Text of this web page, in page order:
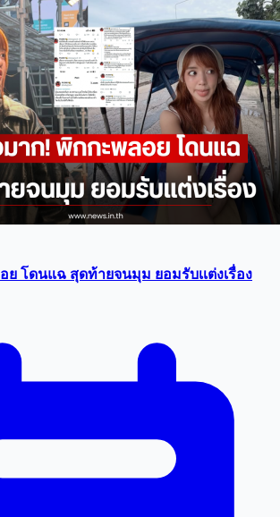
โดนแฉ สุดท้ายจนมุม ยอมรับเเต่งเรื่อง